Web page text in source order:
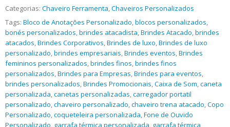
Categorias: Chaveiro Ferramenta,Chaveiros Personalizados
Tags: Bloco de Anotações Personalizado,blocos personalizados,
bonés personalizados,brindes atacadista,Brindes Atacado,brindes
atacados,Brindes Corporativos,Brindes de luxo,Brindes de luxo
personalizado,brindes empresariais,Brindes eventos,Brindes
femininos personalizados,brindes finos,brindes finos
personalizados,Brindes para Empresas,Brindes para eventos,
brindes personalizados,Brindes Promocionais,Caixa de Som,caneta
personalizada,canetas personalizadas,carregador portatil
personalizado,chaveiro personalizado,chaveiro trena atacado,Copo
Personalizado,coqueteleira personalizada,Fone de Ouvido
Personalizado, garrafa térmica personalizada, garrafa térmica